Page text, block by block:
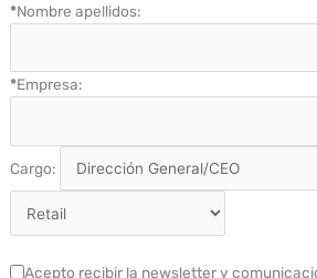
*Nombre apellidos:
*Empresa:
Cargo:
Acepto recibir la newsletter y